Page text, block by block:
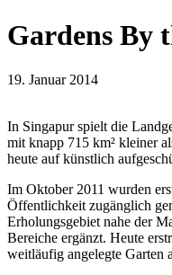
Gardens By
19. Januar 2014
In Singapur spielt die
mit knapp 715 km² kleiner
heute auf künstlich
Im Oktober 2011 wurden
Öffentlichkeit zugänglich
Erholungsgebiet nahe der
Bereiche ergänzt. Heute
weitläufig angelegte Garten